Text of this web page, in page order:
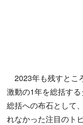
2023年も残すとこ
激動の1年を総括す
総括への布石として
れなかった注目のト